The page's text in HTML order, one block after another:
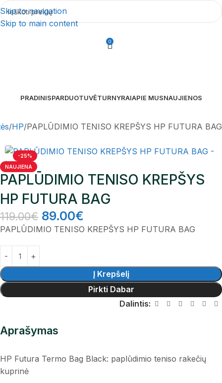
Skip to navigation
Skip to main content
0
PRADINISPARDUOTUVĖTURNYRAIAPIE MUSNAUJIENOS
HP PAPLŪDIMIO TENISO KREPŠYS HP FUTURA BAG
-25%
NAUJIENA
PAPLŪDIMIO TENISO KREPŠYS
HP FUTURA BAG
119.00€ 89.00€
PAPLŪDIMIO TENISO KREPŠYS HP FUTURA BAG
Į Krepšelį
Pirkti Dabar
Dalintis:
Aprašymas
HP Futura Termo Bag Black: paplūdimio teniso rakečių
kuprinė